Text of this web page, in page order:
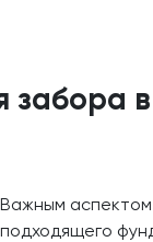
забора
Важным аспектом
подходящего